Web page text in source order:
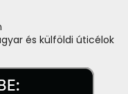
és külföldi úticélok